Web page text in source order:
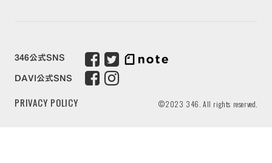
346公式SNS
DAVI公式SNS
PRIVACY POLICY ©2023 346. All rights reserved.